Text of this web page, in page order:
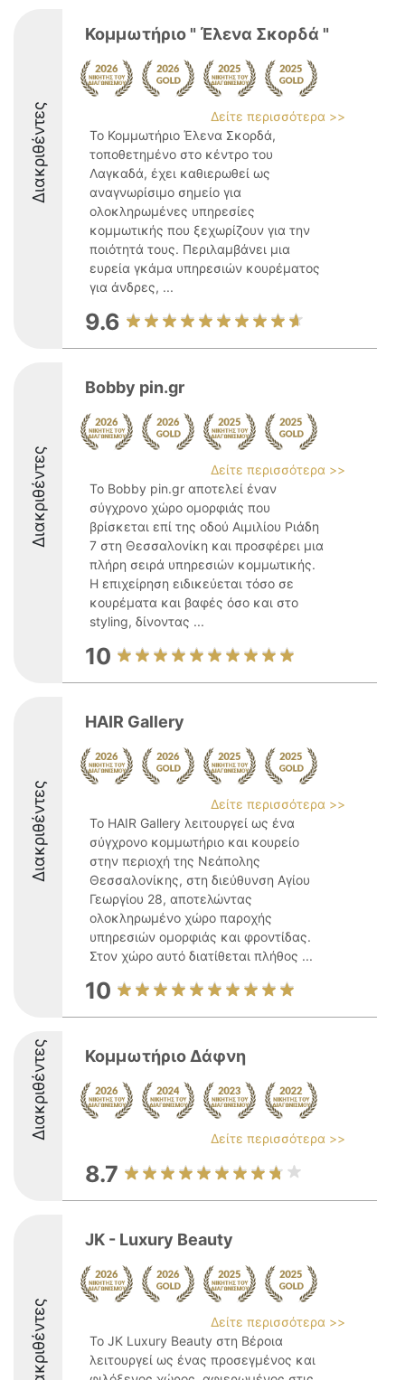
Διακριθέντες
Κομμωτήριο " Έλενα Σκορδά "
Δείτε περισσότερα >>
Το Κομμωτήριο Έλενα Σκορδά,
τοποθετημένο στο κέντρο του
Λαγκαδά, έχει καθιερωθεί ως
αναγνωρίσιμο σημείο για
ολοκληρωμένες υπηρεσίες
κομμωτικής που ξεχωρίζουν για την
ποιότητά τους. Περιλαμβάνει μια
ευρεία γκάμα υπηρεσιών κουρέματος
για άνδρες, ...
9.6
Διακριθέντες
Bobby pin.gr
Δείτε περισσότερα >>
Το Bobby pin.gr αποτελεί έναν
σύγχρονο χώρο ομορφιάς που
βρίσκεται επί της οδού Αιμιλίου Ριάδη
7 στη Θεσσαλονίκη και προσφέρει μια
πλήρη σειρά υπηρεσιών κομμωτικής.
Η επιχείρηση ειδικεύεται τόσο σε
κουρέματα και βαφές όσο και στο
styling, δίνοντας ...
10
Διακριθέντες
HAIR Gallery
Δείτε περισσότερα >>
Το HAIR Gallery λειτουργεί ως ένα
σύγχρονο κομμωτήριο και κουρείο
στην περιοχή της Νεάπολης
Θεσσαλονίκης, στη διεύθυνση Αγίου
Γεωργίου 28, αποτελώντας
ολοκληρωμένο χώρο παροχής
υπηρεσιών ομορφιάς και φροντίδας.
Στον χώρο αυτό διατίθεται πλήθος ...
10
Διακριθέντες Κομμωτήριο Δάφνη
Δείτε περισσότερα >>
8.7
Διακριθέντες
JK - Luxury Beauty
Δείτε περισσότερα >>
Το JK Luxury Beauty στη Βέροια
λειτουργεί ως ένας προσεγμένος και